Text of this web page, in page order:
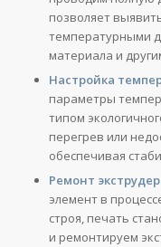
позволяет
температурными
материала и
Настройка
параметры
типом
перегрев или
обеспечивая
Ремонт
элемент в
строя, печать
и ремонтируем